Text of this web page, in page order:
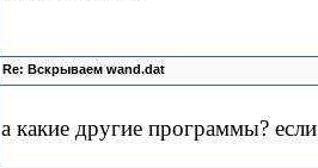
Re: Вскрываем wand.dat
а какие другие программы?